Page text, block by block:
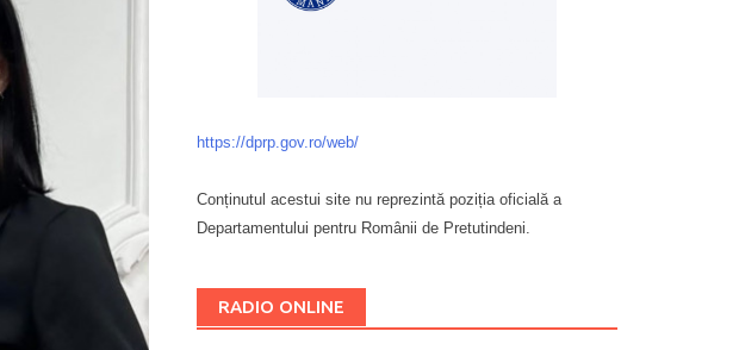
https://dprp.gov.ro/web/
Conținutul acestui site nu reprezintă poziția oficială a
Departamentului pentru Românii de Pretutindeni.
RADIO ONLINE